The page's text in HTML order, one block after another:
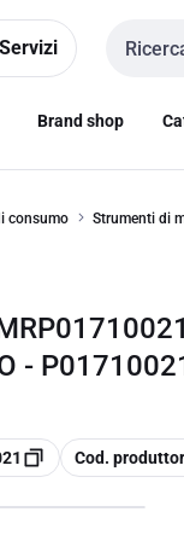
Cerca
Brand shop
consumo Strumenti di
-
copia
Cod.